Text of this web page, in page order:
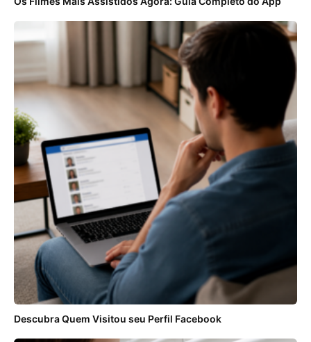
Descubra Quem Visitou seu Perfil Facebook